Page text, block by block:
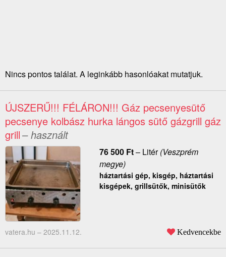
Nincs pontos találat. A leginkább hasonlóakat mutatjuk.
ÚJSZERŰ!!! FÉLÁRON!!! Gáz pecsenyesütő
pecsenye kolbász hurka lángos sütő gázgrill gáz
grill– használt
76 500 Ft– Litér(Veszprém
megye)
háztartási gép, kisgép, háztartási
kisgépek, grillsütők, minisütők
vatera.hu – 2025.11.12. Kedvencekbe